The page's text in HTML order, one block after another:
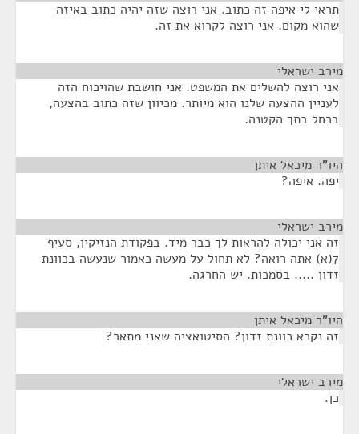
תראי לי איפה זה כתוב. אני רוצה שזה יהיה כתוב באיזה
שהוא מקום. אני רוצה לקרוא את זה.
מירב ישראלי
אני רוצה להשלים את המשפט. אני חושבת שהויכוח הזה
לעניין ההצעה שלנו הוא מיותר. מכיוון שזה כתוב בהצעה,
ברחל בתך הקטנה.
היו"ר מיכאל איתן
יפה. איפה?
מירב ישראלי
זה אני יכולה להראות לך כבר מיד. בפקודת הנזיקין, סעיף
7(א) אתה רואה? לא תחול על מעשה כאמור שנעשה בכוונת
זדון ..... בסמכות. יש החרגה.
היו"ר מיכאל איתן
זה נקרא כוונת זדון? הסיטואציה שאני מתאר?
מירב ישראלי
כן.